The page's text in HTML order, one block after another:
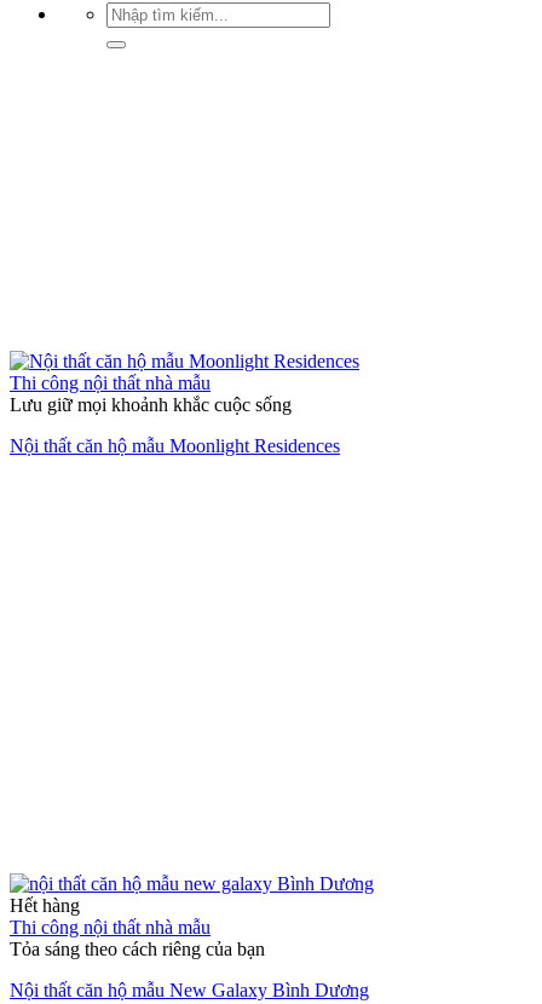
Tìm
kiếm:
Thi công nội thất nhà mẫu
Lưu giữ mọi khoảnh khắc cuộc sống
Nội thất căn hộ mẫu Moonlight Residences
Hết hàng
Thi công nội thất nhà mẫu
Tỏa sáng theo cách riêng của bạn
Nội thất căn hộ mẫu New Galaxy Bình Dương